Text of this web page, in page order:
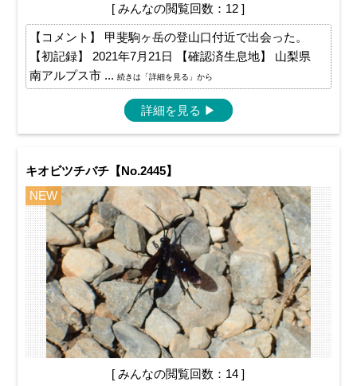
[ みんなの閲覧回数：12 ]
【コメント】 甲斐駒ヶ岳の登山口付近で出会った。
【初記録】 2021年7月21日 【確認済生息地】 山梨県
南アルプス市 ... 続きは「詳細を見る」から
詳細を見る ▶
キオビツチバチ【No.2445】
NEW
[ みんなの閲覧回数：14 ]